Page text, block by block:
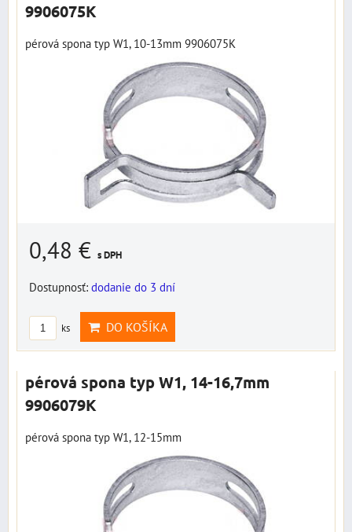
9906075K
pérová spona typ W1, 10-13mm 9906075K
0,48 € s DPH
Dostupnosť: dodanie do 3 dní
ks DO KOŠÍKA
pérová spona typ W1, 14-16,7mm
9906079K
pérová spona typ W1, 12-15mm